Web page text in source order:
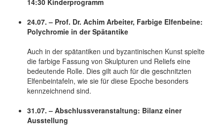
24.07. – Prof. Dr. Achim Arbeiter, Farbige Elfenbeine:
Polychromie in der Spätantike
Auch in der spätantiken und byzantinischen Kunst spielte
die farbige Fassung von Skulpturen und Reliefs eine
bedeutende Rolle. Dies gilt auch für die geschnitzten
Elfenbeintafeln, wie sie für diese Epoche besonders
kennzeichnend sind.
31.07. – Abschlussveranstaltung: Bilanz einer
Ausstellung